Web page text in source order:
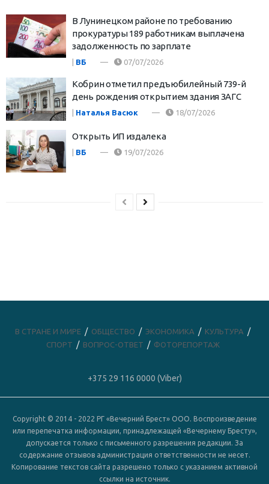
В Лунинецком районе по требованию
прокуратуры 189 работникам выплачена
задолженность по зарплате
ВБ 07/07/2026
Кобрин отметил предъюбилейный 739-й
день рождения открытием здания ЗАГС
Наталья Васюк 18/07/2026
Открыть ИП издалека
| ВБ 19/07/2026
В СТРАНЕ И МИРЕ ОБЩЕСТВО ЭКОНОМИКА
КУЛЬТУРА
СПОРТ
ВОПРОС-ОТВЕТ ФОТОРЕПОРТАЖ
+375 29 116 0000 (Viber)
Copyright © 2014 - 2022 РГ «Вечерний Брест» ООО. Воспроизведение
или перепечатка информации, принадлежащей «Вечернему Бресту»,
допускается только с письменного разрешения редакции. За
содержание отзывов администрация ответственности не несет.
Копирование текстов сайта разрешено только с указанием активной
ссылки на источник.